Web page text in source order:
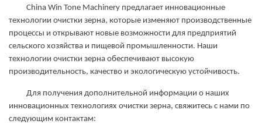
China Win Tone Machinery предлагает инновационные
технологии очистки зерна, которые изменяют производственные
процессы и открывают новые возможности для предприятий
сельского хозяйства и пищевой промышленности. Наши
технологии очистки зерна обеспечивают высокую
производительность, качество и экологическую устойчивость.
Для получения дополнительной информации о наших
инновационных технологиях очистки зерна, свяжитесь с нами по
следующим контактам: